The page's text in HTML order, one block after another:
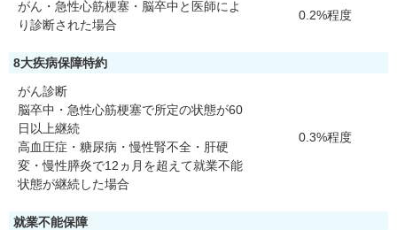
がん・急性心筋梗塞・脳卒中と医師によ
り診断された場合
0.2%程度
8大疾病保障特約
がん診断
脳卒中・急性心筋梗塞で所定の状態が60
日以上継続
高血圧症・糖尿病・慢性腎不全・肝硬
変・慢性膵炎で12ヵ月を超えて就業不能
状態が継続した場合
0.3%程度
就業不能保障